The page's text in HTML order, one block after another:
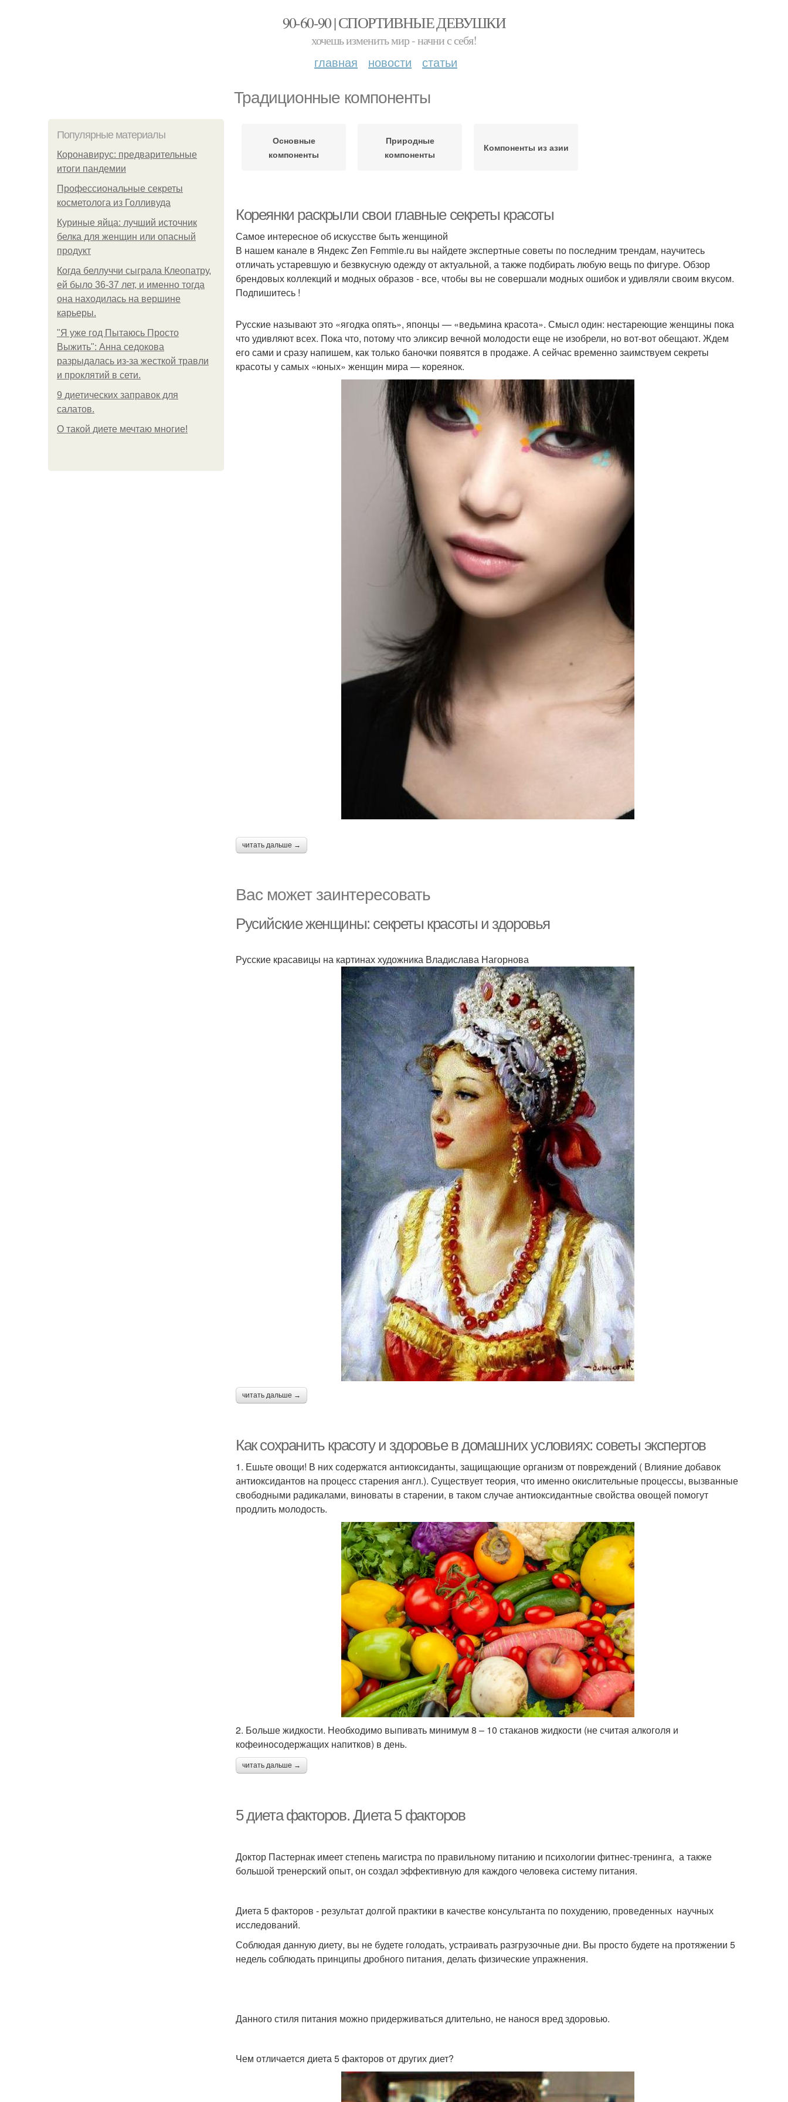
90-60-90 | СПОРТИВНЫЕ ДЕВУШКИ
хочешь изменить мир - начни с себя!
главная новости статьи
Традиционные компоненты
Популярные материалы
Коронавирус: предварительные
итоги пандемии
Профессиональные секреты
косметолога из Голливуда
Куриные яйца: лучший источник
белка для женщин или опасный
продукт
Когда беллуччи сыграла Клеопатру,
ей было 36-37 лет, и именно тогда
она находилась на вершине
карьеры.
"Я уже год Пытаюсь Просто
Выжить": Анна седокова
разрыдалась из-за жесткой травли
и проклятий в сети.
9 диетических заправок для
салатов.
О такой диете мечтаю многие!
Основные
компоненты
Природные
компоненты
Компоненты из азии
Кореянки раскрыли свои главные секреты красоты
Самое интересное об искусстве быть женщиной
В нашем канале в Яндекс Zen Femmie.ru вы найдете экспертные советы по последним трендам, научитесь
отличать устаревшую и безвкусную одежду от актуальной, а также подбирать любую вещь по фигуре. Обзор
брендовых коллекций и модных образов - все, чтобы вы не совершали модных ошибок и удивляли своим вкусом.
Подпишитесь !
Русские называют это «ягодка опять», японцы — «ведьмина красота». Смысл один: нестареющие женщины пока
что удивляют всех. Пока что, потому что эликсир вечной молодости еще не изобрели, но вот-вот обещают. Ждем
его сами и сразу напишем, как только баночки появятся в продаже. А сейчас временно заимствуем секреты
красоты у самых «юных» женщин мира — кореянок.
читать дальше →
Вас может заинтересовать
Русийские женщины: секреты красоты и здоровья
Русские красавицы на картинах художника Владислава Нагорнова
читать дальше →
Как сохранить красоту и здоровье в домашних условиях: советы экспертов
1. Ешьте овощи! В них содержатся антиоксиданты, защищающие организм от повреждений ( Влияние добавок
антиоксидантов на процесс старения англ.). Существует теория, что именно окислительные процессы, вызванные
свободными радикалами, виноваты в старении, в таком случае антиоксидантные свойства овощей помогут
продлить молодость.
2. Больше жидкости. Необходимо выпивать минимум 8 – 10 стаканов жидкости (не считая алкоголя и
кофеиносодержащих напитков) в день.
читать дальше →
5 диета факторов. Диета 5 факторов
Доктор Пастернак имеет степень магистра по правильному питанию и психологии фитнес-тренинга, а также
большой тренерский опыт, он создал эффективную для каждого человека систему питания.
Диета 5 факторов - результат долгой практики в качестве консультанта по похудению, проведенных научных
исследований.
Соблюдая данную диету, вы не будете голодать, устраивать разгрузочные дни. Вы просто будете на протяжении 5
недель соблюдать принципы дробного питания, делать физические упражнения.
Данного стиля питания можно придерживаться длительно, не нанося вред здоровью.
Чем отличается диета 5 факторов от других диет?